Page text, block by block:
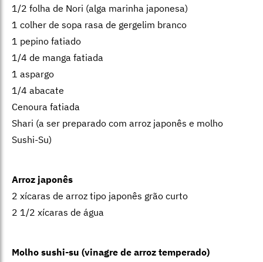
1/2 folha de Nori (alga marinha japonesa)
1 colher de sopa rasa de gergelim branco
1 pepino fatiado
1/4 de manga fatiada
1 aspargo
1/4 abacate
Cenoura fatiada
Shari (a ser preparado com arroz japonês e molho
Sushi-Su)
Arroz japonês
2 xícaras de arroz tipo japonês grão curto
2 1/2 xícaras de água
Molho sushi-su (vinagre de arroz temperado)